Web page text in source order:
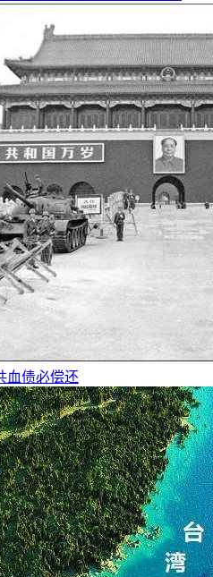
血债必偿还